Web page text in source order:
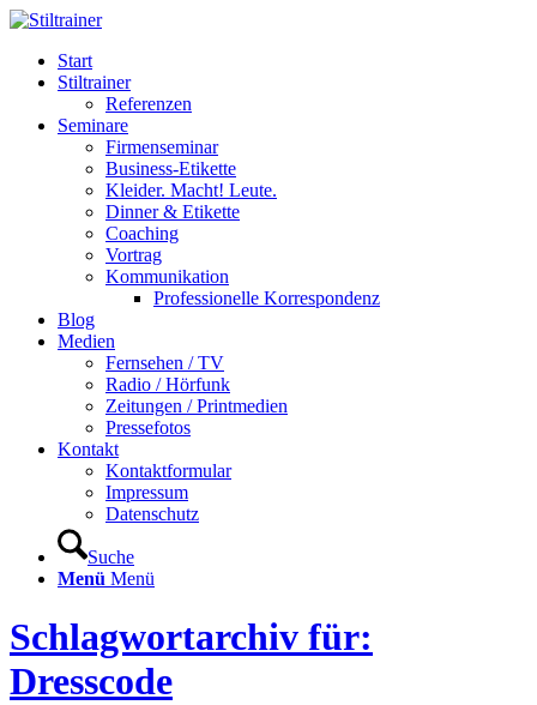
Start
Stiltrainer
Referenzen
Seminare
Firmenseminar
Business-Etikette
Kleider. Macht! Leute.
Dinner & Etikette
Coaching
Vortrag
Kommunikation
Professionelle Korrespondenz
Blog
Medien
Fernsehen / TV
Radio / Hörfunk
Zeitungen / Printmedien
Pressefotos
Kontakt
Kontaktformular
Impressum
Datenschutz
Suche
Menü Menü
Schlagwortarchiv für:
Dresscode